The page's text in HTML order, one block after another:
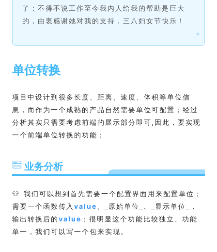
了；不得不说工作至今我内人给我的帮助是巨大
的，由衷感谢她对我的支持，三八妇女节快乐！
❞
单位转换
项目中设计到很多长度、距离、速度、体积等单位信
息，而作为一个成熟的产品自然需要单位可配置；经过
分析其实只需要考虑前端的展示部分即可,因此，要实现
一个前端单位转换的功能；
业务分析
👕 我们可以想到首先需要一个配置界面用来配置单位；
需要一个函数传入 value
、_原始单位_、_显示单位_，
输出转换后的value ；很明显这个功能比较独立、功能
单一，我们可以写一个包来实现。